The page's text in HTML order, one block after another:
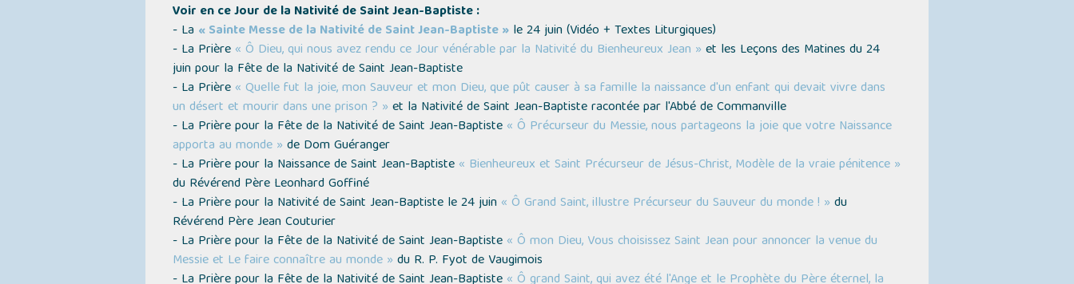
Voir en ce Jour de la Nativité de Saint Jean-Baptiste :
- La « Sainte Messe de la Nativité de Saint Jean-Baptiste »le 24 juin (Vidéo + Textes Liturgiques)
- La Prière « Ô Dieu, qui nous avez rendu ce Jour vénérable par la Nativité du Bienheureux Jean » et les Leçons des Matines du 24
juin pour la Fête de la Nativité de Saint Jean-Baptiste
- La Prière « Quelle fut la joie, mon Sauveur et mon Dieu, que pût causer à sa famille la naissance d'un enfant qui devait vivre dans
un désert et mourir dans une prison ? » et la Nativité de Saint Jean-Baptiste racontée par l'Abbé de Commanville
- La Prière pour la Fête de la Nativité de Saint Jean-Baptiste « Ô Précurseur du Messie, nous partageons la joie que votre Naissance
apporta au monde » de Dom Guéranger
- La Prière pour la Naissance de Saint Jean-Baptiste « Bienheureux et Saint Précurseur de Jésus-Christ, Modèle de la vraie pénitence »
du Révérend Père Leonhard Goffiné
- La Prière pour la Nativité de Saint Jean-Baptiste le 24 juin « Ô Grand Saint, illustre Précurseur du Sauveur du monde ! » du
Révérend Père Jean Couturier
- La Prière pour la Fête de la Nativité de Saint Jean-Baptiste « Ô mon Dieu, Vous choisissez Saint Jean pour annoncer la venue du
Messie et Le faire connaître au monde » du R. P. Fyot de Vaugimois